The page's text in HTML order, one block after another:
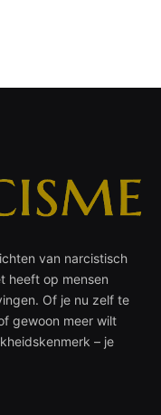
van narcistisch
heeft op mensen
Of je nu zelf te
gewoon meer wilt
– je